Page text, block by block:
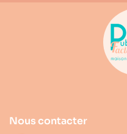
Nous contacter